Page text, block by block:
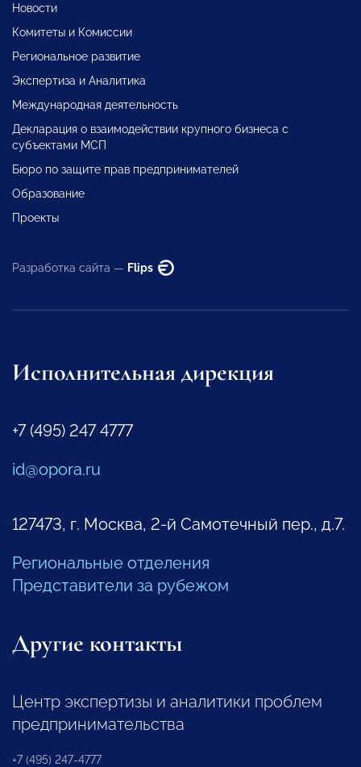
Новости
Комитеты и Комиссии
Региональное развитие
Экспертиза и Аналитика
Международная деятельность
Декларация о взаимодействии крупного бизнеса с
субъектами МСП
Бюро по защите прав предпринимателей
Образование
Проекты
Разработка сайта — Flips
Исполнительная дирекция
+7 (495) 247 4777
id@opora.ru
127473, г. Москва, 2-й Самотечный пер., д.7.
Региональные отделения
Представители за рубежом
Другие контакты
Центр экспертизы и аналитики проблем
предпринимательства
+7 (495) 247-4777